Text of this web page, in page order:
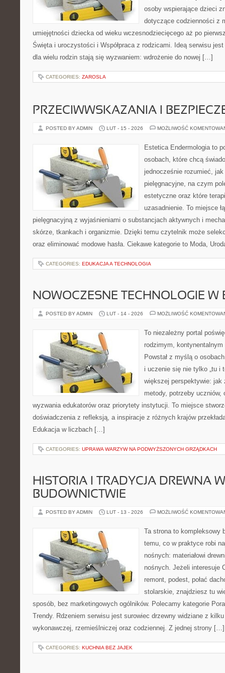
osoby wspierające dzieci
dotyczące codzienności z
umiejętności dziecka od wieku wczesnodziecięcego aż po
Święta i uroczystości i Współpraca z rodzicami. Ideą serwisu
dla wielu rodzin stają się wyzwaniem: wdrożenie do nowej […]
CATEGORIES: ZAROSLA
PRZECIWWSKAZANIA I
POSTED BY ADMIN LUT - 15 - 2026 MOŻLIWOŚĆ
Estetica Endermologia to
osobach, które chcą
jednocześnie rozumieć, jak
pielęgnacyjne, na czym
estetyczne oraz które
uzasadnienie. To miejsce
pielęgnacyjną z wyjaśnieniami o substancjach aktywnych i
skórze, tkankach i organizmie. Dzięki temu czytelnik może
oraz eliminować modowe hasła. Ciekawe kategorie to Moda,
CATEGORIES: EDUKACJA A TECHNOLOGIA
NOWOCZESNE TECHNOLOGIE W
POSTED BY ADMIN LUT - 14 - 2026 MOŻLIWOŚĆ
To niezależny portal
rodzimym,
Powstał z myślą o
i uczenie się nie tylko „tu i
większej perspektywie: jak
metody, potrzeby uczniów,
wyzwania edukatorów oraz priorytety instytucji. To miejsce
doświadczenia z refleksją, a inspiracje z różnych krajów
Edukacja w liczbach […]
CATEGORIES: UPRAWA WARZYW NA PODWYŻSZONYCH GRZĄDKACH
HISTORIA I TRADYCJA DREWNA W
BUDOWNICTWIE
POSTED BY ADMIN LUT - 13 - 2026 MOŻLIWOŚĆ
Ta strona to kompleksowy
temu, co w praktyce robi
nośnych: materiałowi
nośnych. Jeżeli interesuje
remont, podest, połać
stolarskie, znajdziesz tu
sposób, bez marketingowych ogólników. Polecamy kategorie
Trendy. Rdzeniem serwisu jest surowiec drzewny widziane z
wykonawczej, rzemieślniczej oraz codziennej. Z jednej strony […]
CATEGORIES: KUCHNIA BEZ JAJEK